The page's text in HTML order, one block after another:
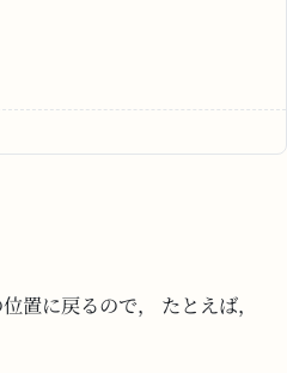
置に戻るので， たとえば，